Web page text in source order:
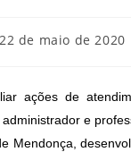
22 de maio de 2020
ações de
e
Mendonça,